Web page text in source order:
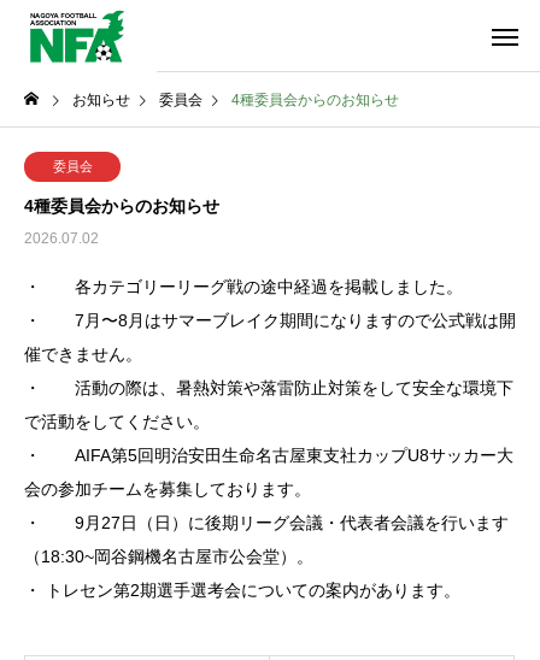
お知らせ 委員会 4種委員会からのお知らせ
委員会
4種委員会からのお知らせ
2026.07.02
・ 各カテゴリーリーグ戦の途中経過を掲載しました。
・ 7月〜8月はサマーブレイク期間になりますので公式戦は開
催できません。
・ 活動の際は、暑熱対策や落雷防止対策をして安全な環境下
で活動をしてください。
・ AIFA第5回明治安田生命名古屋東支社カップU8サッカー大
会の参加チームを募集しております。
・ 9月27日（日）に後期リーグ会議・代表者会議を行います
（18:30~岡谷鋼機名古屋市公会堂）。
・ トレセン第2期選手選考会についての案内があります。